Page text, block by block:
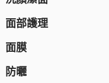
KNOWLEDGE
Nake
CONCRED
纖體塑身
運動營養補充
腸道健康
面部護理
面膜
防曬